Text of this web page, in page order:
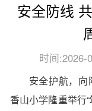
安全防线
时间:2026-
安全护航，向
香山小学隆重举行